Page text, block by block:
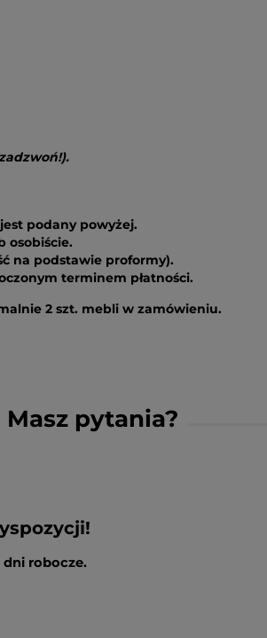
podany powyżej.
osobiście.
na podstawie proformy).
terminem płatności.
2 szt. mebli w zamówieniu.
pytania?
dni robocze.